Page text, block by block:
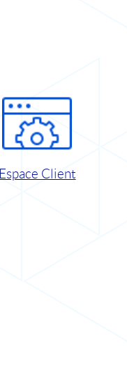
Espace Client